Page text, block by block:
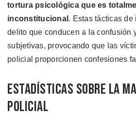
tortura psicológica que es
inconstitucional . Estas tácticas de
delito que conducen a la confusión
subjetivas, provocando que las
policial proporcionen confesiones
Estadísticas Sobre la
Policial